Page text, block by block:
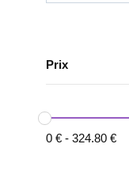
Prix
0 € - 324.80 €